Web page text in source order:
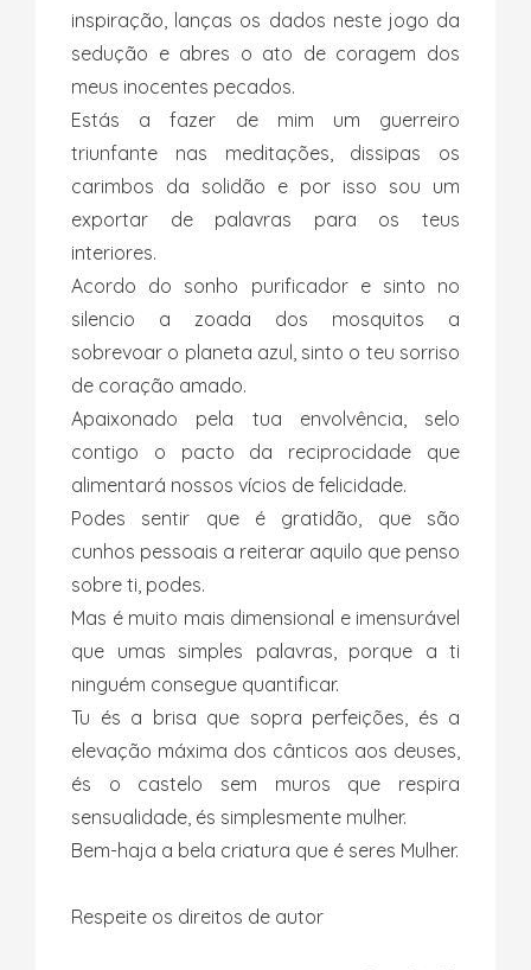
inspiração, lanças os dados neste jogo da
sedução e abres o ato de coragem dos
meus inocentes pecados.
Estás a fazer de mim um guerreiro
triunfante nas meditações, dissipas os
carimbos da solidão e por isso sou um
exportar de palavras para os teus
interiores.
Acordo do sonho purificador e sinto no
silencio a zoada dos mosquitos a
sobrevoar o planeta azul, sinto o teu sorriso
de coração amado.
Apaixonado pela tua envolvência, selo
contigo o pacto da reciprocidade que
alimentará nossos vícios de felicidade.
Podes sentir que é gratidão, que são
cunhos pessoais a reiterar aquilo que penso
sobre ti, podes.
Mas é muito mais dimensional e imensurável
que umas simples palavras, porque a ti
ninguém consegue quantificar.
Tu és a brisa que sopra perfeições, és a
elevação máxima dos cânticos aos deuses,
és o castelo sem muros que respira
sensualidade, és simplesmente mulher.
Bem-haja a bela criatura que é seres Mulher.
Respeite os direitos de autor